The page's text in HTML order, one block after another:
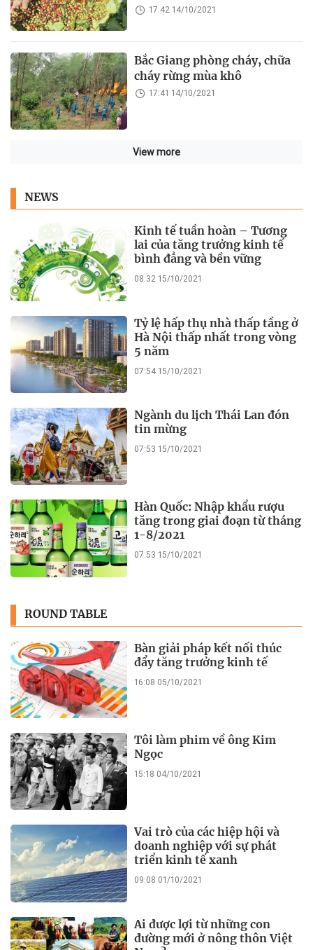
17:42 14/10/2021
Bắc Giang phòng cháy, chữa
cháy rừng mùa khô
17:41 14/10/2021
View more
NEWS
Kinh tế tuần hoàn – Tương
lai của tăng trưởng kinh tế
bình đẳng và bền vững
08:32 15/10/2021
Tỷ lệ hấp thụ nhà thấp tầng ở
Hà Nội thấp nhất trong vòng
5 năm
07:54 15/10/2021
Ngành du lịch Thái Lan đón
tin mừng
07:53 15/10/2021
Hàn Quốc: Nhập khẩu rượu
tăng trong giai đoạn từ tháng
1-8/2021
07:53 15/10/2021
ROUND TABLE
Bàn giải pháp kết nối thúc
đẩy tăng trưởng kinh tế
16:08 05/10/2021
Tôi làm phim về ông Kim
Ngọc
15:18 04/10/2021
Vai trò của các hiệp hội và
doanh nghiệp với sự phát
triển kinh tế xanh
09:08 01/10/2021
Ai được lợi từ những con
đường mới ở nông thôn Việt